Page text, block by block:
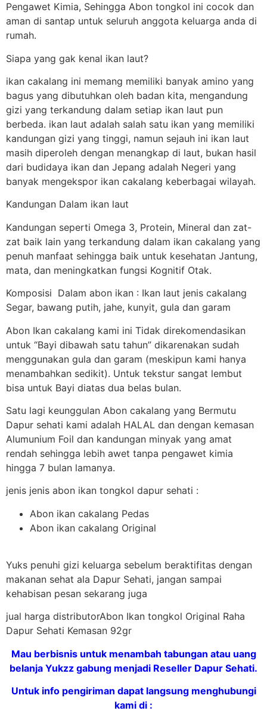
Pengawet Kimia, Sehingga Abon tongkol ini cocok dan
aman di santap untuk seluruh anggota keluarga anda di
rumah.
Siapa yang gak kenal ikan laut?
ikan cakalang ini memang memiliki banyak amino yang
bagus yang dibutuhkan oleh badan kita, mengandung
gizi yang terkandung dalam setiap ikan laut pun
berbeda. ikan laut adalah salah satu ikan yang memiliki
kandungan gizi yang tinggi, namun sejauh ini ikan laut
masih diperoleh dengan menangkap di laut, bukan hasil
dari budidaya ikan dan Jepang adalah Negeri yang
banyak mengekspor ikan cakalang keberbagai wilayah.
Kandungan Dalam ikan laut
Kandungan seperti Omega 3, Protein, Mineral dan zat-
zat baik lain yang terkandung dalam ikan cakalang yang
penuh manfaat sehingga baik untuk kesehatan Jantung,
mata, dan meningkatkan fungsi Kognitif Otak.
Komposisi Dalam abon ikan : Ikan laut jenis cakalang
Segar, bawang putih, jahe, kunyit, gula dan garam
Abon Ikan cakalang kami ini Tidak direkomendasikan
untuk “Bayi dibawah satu tahun” dikarenakan sudah
menggunakan gula dan garam (meskipun kami hanya
menambahkan sedikit). Untuk tekstur sangat lembut
bisa untuk Bayi diatas dua belas bulan.
Satu lagi keunggulan Abon cakalang yang Bermutu
Dapur sehati kami adalah HALAL dan dengan kemasan
Alumunium Foil dan kandungan minyak yang amat
rendah sehingga lebih awet tanpa pengawet kimia
hingga 7 bulan lamanya.
jenis jenis abon ikan tongkol dapur sehati :
Abon ikan cakalang Pedas
Abon ikan cakalang Original
Yuks penuhi gizi keluarga sebelum beraktifitas dengan
makanan sehat ala Dapur Sehati, jangan sampai
kehabisan pesan sekarang juga
jual harga distributorAbon Ikan tongkol Original Raha
Dapur Sehati Kemasan 92gr
Mau berbisnis untuk menambah tabungan atau uang
belanja Yukzz gabung menjadi Reseller Dapur Sehati.
Untuk info pengiriman dapat langsung menghubungi
kami di :